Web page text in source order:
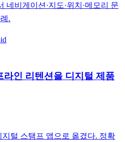
네비게이션·지도·위치·메모리 문
.
인 리텐션을 디지털 제품
털 스탬프 앱으로 옮겼다. 정확